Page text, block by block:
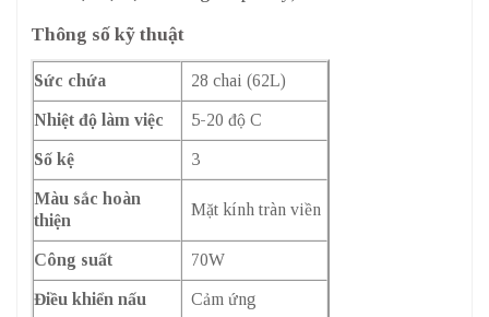
Thông số kỹ thuật
Sức chứa 28 chai (62L)
Nhiệt độ làm việc 5-20 độ C
Số kệ 3
Màu sắc hoàn
thiện
Mặt kính tràn viền
Công suất 70W
Điều khiển nấu Cảm ứng